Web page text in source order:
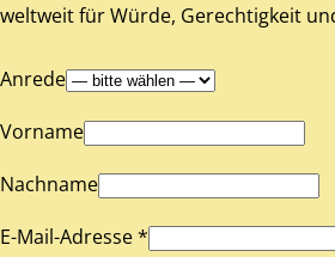
weltweit für Würde, Gerechtigkeit
Anrede
Vorname
Nachname
E-Mail-Adresse *